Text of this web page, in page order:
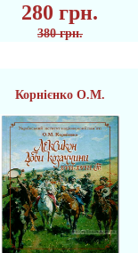
280 грн.
380 грн.
Корнієнко О.М.